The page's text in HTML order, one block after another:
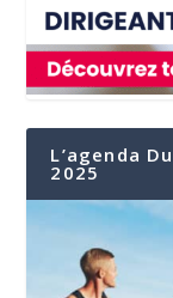
L’agenda
2025